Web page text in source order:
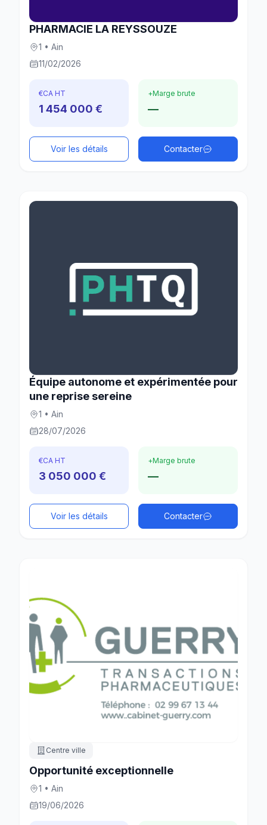
PHARMACIE LA REYSSOUZE
1 • Ain
11/02/2026
€CA HT
1 454 000 €
+Marge brute
—
Voir les détails Contacter
Équipe autonome et expérimentée pour
une reprise sereine
1 • Ain
28/07/2026
€CA HT
3 050 000 €
+Marge brute
—
Voir les détails Contacter
Centre ville
Opportunité exceptionnelle
1 • Ain
19/06/2026